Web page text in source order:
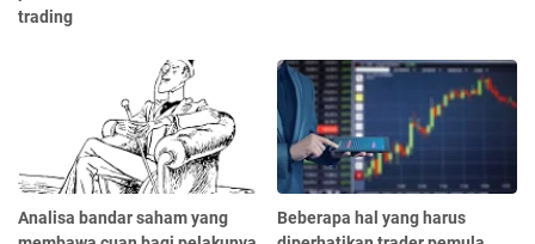
trading
Analisa bandar saham yang
Beberapa hal yang harus